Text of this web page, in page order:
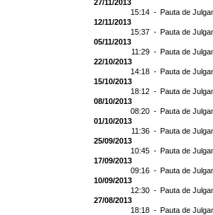
27/11/2013
15:14 - Pauta de
12/11/2013
15:37 - Pauta de
05/11/2013
11:29 - Pauta de
22/10/2013
14:18 - Pauta de
15/10/2013
18:12 - Pauta de
08/10/2013
08:20 - Pauta de
01/10/2013
11:36 - Pauta de
25/09/2013
10:45 - Pauta de
17/09/2013
09:16 - Pauta de
10/09/2013
12:30 - Pauta de
27/08/2013
18:18 - Pauta de